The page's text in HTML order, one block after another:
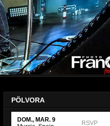
PÖLVORA
DOM., MAR. 9
RSVP